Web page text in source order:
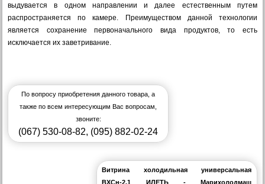
выдувается в одном направлении и далее естественным путем
распространяется по камере. Преимуществом данной технологии
является сохранение первоначального вида продуктов, то есть
исключается их заветривание.
По вопросу приобретения данного товара, а
также по всем интересующим Вас вопросам,
звоните:
(067) 530-08-82, (095) 882-02-24
Витрина холодильная универсальная
ВХСн-2,1 ИЛЕТЬ - Марихолодмаш